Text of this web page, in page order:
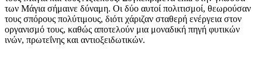
των Μάγια σήμαινε δύναμη. Οι δύο αυτοί πολιτισμοί, θεωρούσαν
τους σπόρους πολύτιμους, διότι χάριζαν σταθερή ενέργεια στον
οργανισμό τους, καθώς αποτελούν μια μοναδική πηγή φυτικών
ινών, πρωτεΐνης και αντιοξειδωτικών.